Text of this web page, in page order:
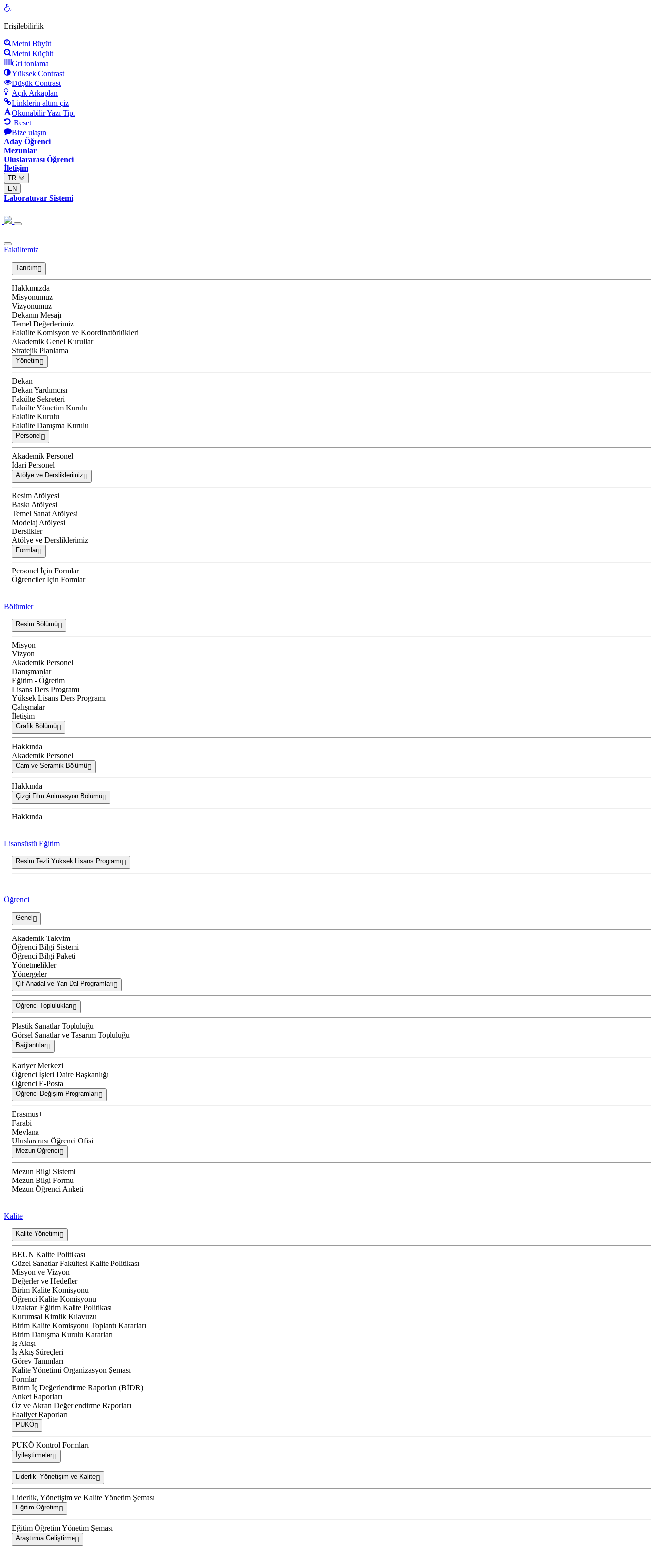
Open
Erişilebilirlik
Metni Büyüt
Metni Küçült
Gri tonlama
Yüksek Contrast
Düşük Contrast
Açık Arkaplan
Linklerin altını çiz
Okunabilir Yazı Tipi
Reset
Bize ulaşın
Aday Öğrenci
Mezunlar
Uluslararası Öğrenci
İletişim
TR
EN
Laboratuvar Sistemi
Fakültemiz
Tanıtım
Hakkımızda
Misyonumuz
Vizyonumuz
Dekanın Mesajı
Temel Değerlerimiz
Fakülte Komisyon ve Koordinatörlükleri
Akademik Genel Kurullar
Stratejik Planlama
Yönetim
Dekan
Dekan Yardımcısı
Fakülte Sekreteri
Fakülte Yönetim Kurulu
Fakülte Kurulu
Fakülte Danışma Kurulu
Personel
Akademik Personel
İdari Personel
Atölye ve Dersliklerimiz
Resim Atölyesi
Baskı Atölyesi
Temel Sanat Atölyesi
Modelaj Atölyesi
Derslikler
Atölye ve Dersliklerimiz
Formlar
Personel İçin Formlar
Öğrenciler İçin Formlar
Bölümler
Resim Bölümü
Misyon
Vizyon
Akademik Personel
Danışmanlar
Eğitim - Öğretim
Lisans Ders Programı
Yüksek Lisans Ders Programı
Çalışmalar
İletişim
Grafik Bölümü
Hakkında
Akademik Personel
Cam ve Seramik Bölümü
Hakkında
Çizgi Film Animasyon Bölümü
Hakkında
Lisansüstü Eğitim
Resim Tezli Yüksek Lisans Programı
Öğrenci
Genel
Akademik Takvim
Öğrenci Bilgi Sistemi
Öğrenci Bilgi Paketi
Yönetmelikler
Yönergeler
Çif Anadal ve Yan Dal Programları
Öğrenci Toplulukları
Plastik Sanatlar Topluluğu
Görsel Sanatlar ve Tasarım Topluluğu
Bağlantılar
Kariyer Merkezi
Öğrenci İşleri Daire Başkanlığı
Öğrenci E-Posta
Öğrenci Değişim Programları
Erasmus+
Farabi
Mevlana
Uluslararası Öğrenci Ofisi
Mezun Öğrenci
Mezun Bilgi Sistemi
Mezun Bilgi Formu
Mezun Öğrenci Anketi
Kalite
Kalite Yönetimi
BEUN Kalite Politikası
Güzel Sanatlar Fakültesi Kalite Politikası
Misyon ve Vizyon
Değerler ve Hedefler
Birim Kalite Komisyonu
Öğrenci Kalite Komisyonu
Uzaktan Eğitim Kalite Politikası
Kurumsal Kimlik Kılavuzu
Birim Kalite Komisyonu Toplantı Kararları
Birim Danışma Kurulu Kararları
İş Akışı
İş Akış Süreçleri
Görev Tanımları
Kalite Yönetimi Organizasyon Şeması
Formlar
Birim İç Değerlendirme Raporları (BİDR)
Anket Raporları
Öz ve Akran Değerlendirme Raporları
Faaliyet Raporları
PUKÖ
PUKÖ Kontrol Formları
İyileştirmeler
Liderlik, Yönetişim ve Kalite
Liderlik, Yönetişim ve Kalite Yönetim Şeması
Eğitim Öğretim
Eğitim Öğretim Yönetim Şeması
Araştırma Geliştirme